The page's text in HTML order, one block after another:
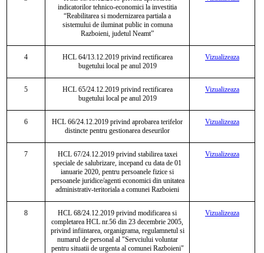
indicatorilor tehnico-economici la investitia
“Reabilitarea si modernizarea partiala a
sistemului de iluminat public in comuna
Razboieni, judetul Neamt”
4
HCL 64/13.12.2019 privind rectificarea
bugetului local pe anul 2019
Vizualizeaza
5
HCL 65/24.12.2019 privind rectificarea
bugetului local pe anul 2019
Vizualizeaza
6
HCL 66/24.12.2019 privind aprobarea terifelor
distincte pentru gestionarea deseurilor
Vizualizeaza
7
HCL 67/24.12.2019 privind stabilirea taxei
speciale de salubrizare, incepand cu data de 01
ianuarie 2020, pentru persoanele fizice si
persoanele juridice/agenti economici din unitatea
administrativ-teritoriala a comunei Razboieni
Vizualizeaza
8
HCL 68/24.12.2019 privind modificarea si
completarea HCL nr.56 din 23 decembrie 2005,
privind infiintarea, organigrama, regulamnetul si
numarul de personal al "Servciului voluntar
pentru situatii de urgenta al comunei Razboieni"
Vizualizeaza